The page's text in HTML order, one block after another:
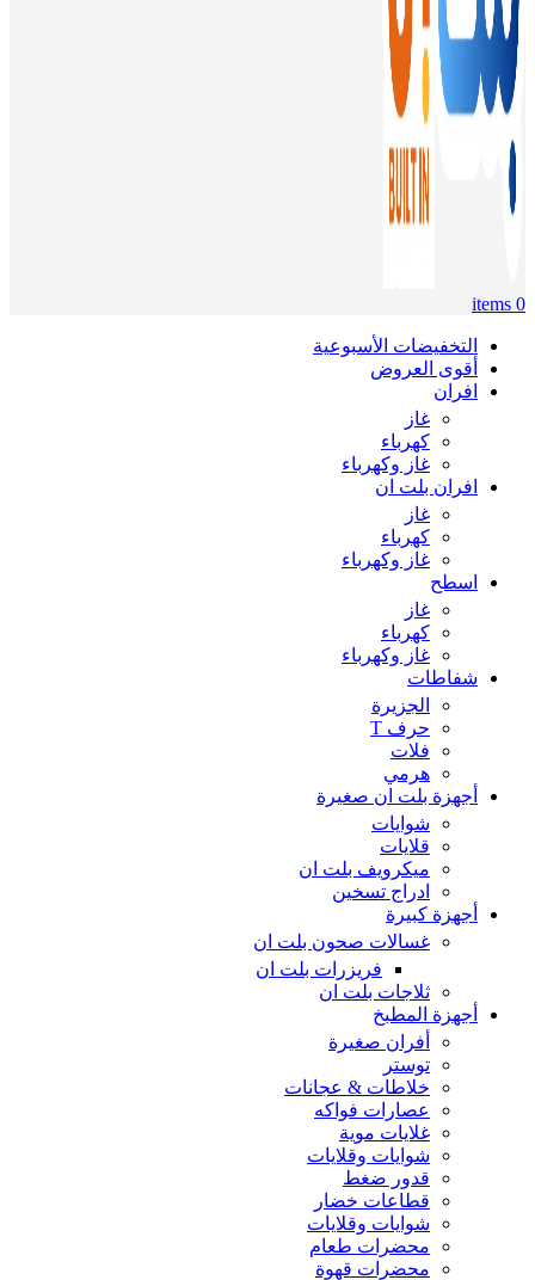
0
items
التخفيضات الأسبوعية
أقوى العروض
افران
غاز
كهرباء
غاز وكهرباء
افران بلت ان
غاز
كهرباء
غاز وكهرباء
اسطح
غاز
كهرباء
غاز وكهرباء
شفاطات
الجزيرة
حرف T
فلات
هرمي
أجهزة بلت ان صغيرة
شوايات
قلايات
ميكرويف بلت ان
ادراج تسخين
أجهزة كبيرة
غسالات صحون بلت ان
فريزرات بلت ان
ثلاجات بلت ان
أجهزة المطبخ
أفران صغيرة
توستر
خلاطات & عجانات
عصارات فواكه
غلايات موية
شوايات وقلايات
قدور ضغط
قطاعات خضار
شوايات وقلايات
محضرات طعام
محضرات قهوة